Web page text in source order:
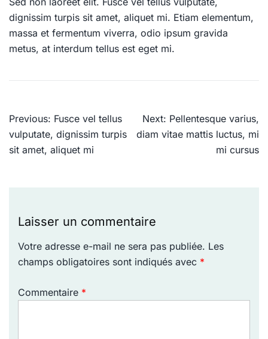
dignissim turpis sit amet, aliquet mi. Etiam elementum,
massa et fermentum viverra, odio ipsum gravida
metus, at interdum tellus est eget mi.
Navigation
de
l’article
Previous: Fusce vel tellus
vulputate, dignissim turpis
sit amet, aliquet mi
Next: Pellentesque varius,
diam vitae mattis luctus, mi
mi cursus
Laisser un commentaire
Votre adresse e-mail ne sera pas publiée. Les
champs obligatoires sont indiqués avec *
Commentaire *